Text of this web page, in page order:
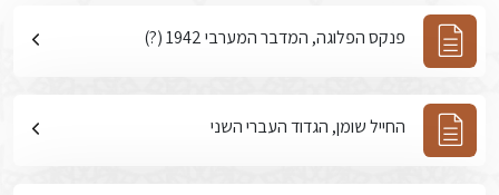
פנקס הפלוגה, המדבר המערבי 1942 (?)
החייל שומן, הגדוד העברי השני